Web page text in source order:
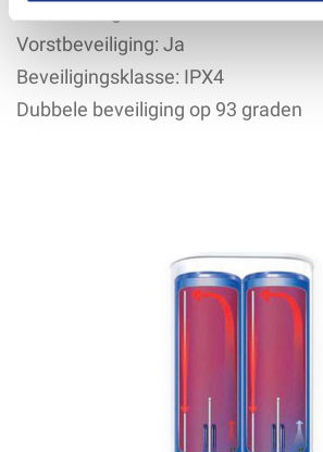
Vorstbeveiliging: Ja
Beveiligingsklasse: IPX4
Dubbele beveiliging op 93 graden